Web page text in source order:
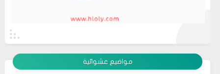
مواضيع عشوائية